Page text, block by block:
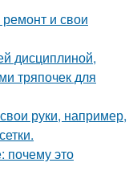
и свои
дисциплиной,
тряпочек для
руки, например,
почему это